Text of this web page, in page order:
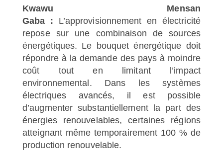
Kwawu Mensan
Gaba : L’approvisionnement en électricité
repose sur une combinaison de sources
énergétiques. Le bouquet énergétique doit
répondre à la demande des pays à moindre
coût tout en limitant l’impact
environnemental. Dans les systèmes
électriques avancés, il est possible
d’augmenter substantiellement la part des
énergies renouvelables, certaines régions
atteignant même temporairement 100 % de
production renouvelable.